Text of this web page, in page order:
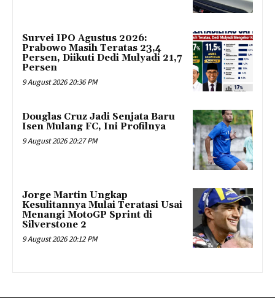
Survei IPO Agustus 2026:
Prabowo Masih Teratas 23,4
Persen, Diikuti Dedi Mulyadi 21,7
Persen
9 August 2026 20:36 PM
Douglas Cruz Jadi Senjata Baru
Isen Mulang FC, Ini Profilnya
9 August 2026 20:27 PM
Jorge Martin Ungkap
Kesulitannya Mulai Teratasi Usai
Menangi MotoGP Sprint di
Silverstone 2
9 August 2026 20:12 PM